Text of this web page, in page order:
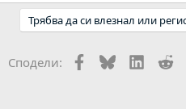
Трябва да си влезнал или
Сподели: Facebook
Bluesky